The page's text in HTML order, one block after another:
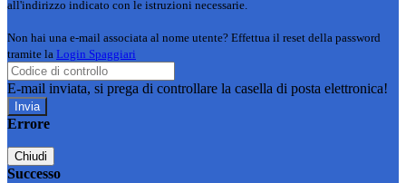
all'indirizzo indicato con le istruzioni necessarie.
Non hai una e-mail associata al nome utente? Effettua il reset della password
tramite la Login Spaggiari
E-mail inviata, si prega di controllare la casella di posta elettronica!
Errore
Chiudi
Successo